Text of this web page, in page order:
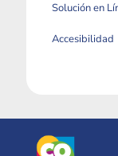
Solución en
Accesibilidad